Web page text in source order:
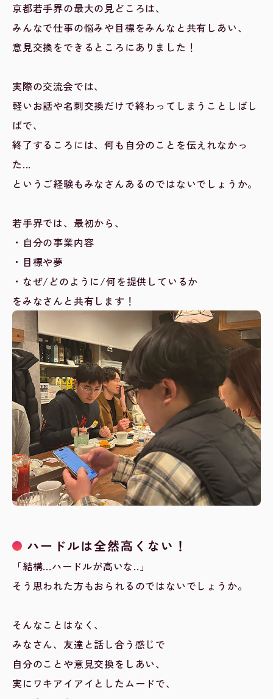
京都若手界の最大の見どころは、
みんなで仕事の悩みや目標をみんなと共有しあい、
意見交換をできるところにありました！
実際の交流会では、
軽いお話や名刺交換だけで終わってしまうことしばし
ばで、
終了するころには、何も自分のことを伝えれなかっ
た...
というご経験もみなさんあるのではないでしょうか。
若手界では、最初から、
・自分の事業内容
・目標や夢
・なぜ/どのように/何を提供しているか
をみなさんと共有します！
ハードルは全然高くない！
「結構...ハードルが高いな..」
そう思われた方もおられるのではないでしょうか。
そんなことはなく、
みなさん、友達と話し合う感じで
自分のことや意見交換をしあい、
実にワキアイアイとしたムードで、